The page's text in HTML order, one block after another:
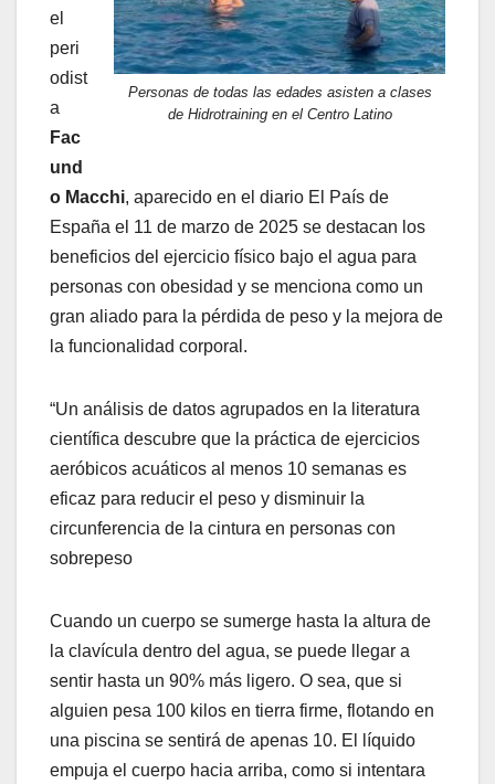
Personas de todas las edades asisten a clases
de Hidrotraining en el Centro Latino
el
peri
odist
a
Fac
und
o Macchi, aparecido en el diario El País de
España el 11 de marzo de 2025 se destacan los
beneficios del ejercicio físico bajo el agua para
personas con obesidad y se menciona como un
gran aliado para la pérdida de peso y la mejora de
la funcionalidad corporal.
“Un análisis de datos agrupados en la literatura
científica descubre que la práctica de ejercicios
aeróbicos acuáticos al menos 10 semanas es
eficaz para reducir el peso y disminuir la
circunferencia de la cintura en personas con
sobrepeso
Cuando un cuerpo se sumerge hasta la altura de
la clavícula dentro del agua, se puede llegar a
sentir hasta un 90% más ligero. O sea, que si
alguien pesa 100 kilos en tierra firme, flotando en
una piscina se sentirá de apenas 10. El líquido
empuja el cuerpo hacia arriba, como si intentara